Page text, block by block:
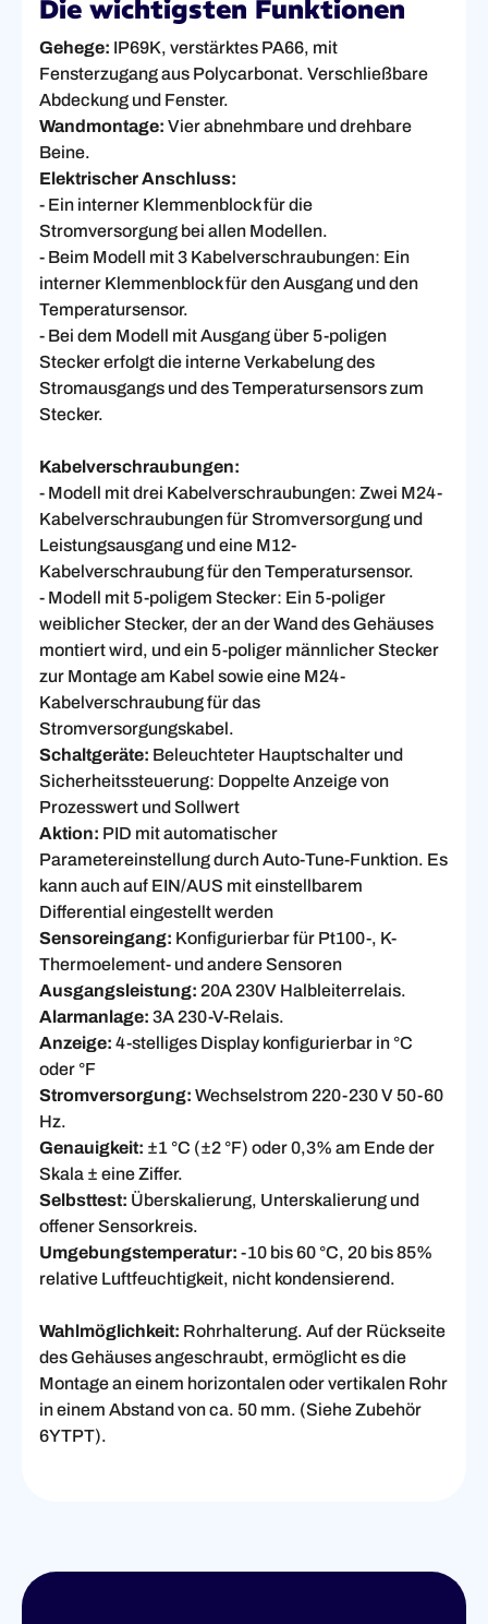
Die wichtigsten Funktionen
Gehege: IP69K, verstärktes PA66, mit
Fensterzugang aus Polycarbonat. Verschließbare
Abdeckung und Fenster.
Wandmontage: Vier abnehmbare und drehbare
Beine.
Elektrischer Anschluss:
- Ein interner Klemmenblock für die
Stromversorgung bei allen Modellen.
- Beim Modell mit 3 Kabelverschraubungen: Ein
interner Klemmenblock für den Ausgang und den
Temperatursensor.
- Bei dem Modell mit Ausgang über 5-poligen
Stecker erfolgt die interne Verkabelung des
Stromausgangs und des Temperatursensors zum
Stecker.
Kabelverschraubungen:
- Modell mit drei Kabelverschraubungen: Zwei M24-
Kabelverschraubungen für Stromversorgung und
Leistungsausgang und eine M12-
Kabelverschraubung für den Temperatursensor.
- Modell mit 5-poligem Stecker: Ein 5-poliger
weiblicher Stecker, der an der Wand des Gehäuses
montiert wird, und ein 5-poliger männlicher Stecker
zur Montage am Kabel sowie eine M24-
Kabelverschraubung für das
Stromversorgungskabel.
Schaltgeräte: Beleuchteter Hauptschalter und
Sicherheitssteuerung: Doppelte Anzeige von
Prozesswert und Sollwert
Aktion: PID mit automatischer
Parametereinstellung durch Auto-Tune-Funktion. Es
kann auch auf EIN/AUS mit einstellbarem
Differential eingestellt werden
Sensoreingang: Konfigurierbar für Pt100-, K-
Thermoelement- und andere Sensoren
Ausgangsleistung: 20A 230V Halbleiterrelais.
Alarmanlage: 3A 230-V-Relais.
Anzeige: 4-stelliges Display konfigurierbar in °C
oder °F
Stromversorgung: Wechselstrom 220-230 V 50-60
Hz.
Genauigkeit: ±1 °C (±2 °F) oder 0,3% am Ende der
Skala ± eine Ziffer.
Selbsttest: Überskalierung, Unterskalierung und
offener Sensorkreis.
Umgebungstemperatur: -10 bis 60 °C, 20 bis 85%
relative Luftfeuchtigkeit, nicht kondensierend.
Wahlmöglichkeit: Rohrhalterung. Auf der Rückseite
des Gehäuses angeschraubt, ermöglicht es die
Montage an einem horizontalen oder vertikalen Rohr
in einem Abstand von ca. 50 mm. (Siehe Zubehör
6YTPT).